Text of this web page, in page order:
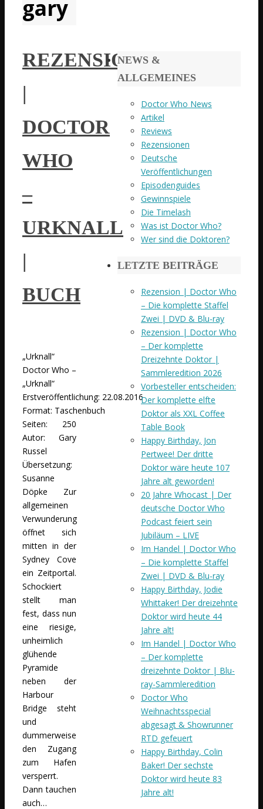
gary
REZENSION
|
DOCTOR
WHO
–
URKNALL
|
BUCH
„Urknall“
Doctor Who –
„Urknall“
Erstveröffentlichung: 22.08.2016
Format: Taschenbuch
Seiten: 250
Autor: Gary
Russel
Übersetzung:
Susanne
Döpke Zur
allgemeinen
Verwunderung
öffnet sich
mitten in der
Sydney Cove
ein Zeitportal.
Schockiert
stellt man
fest, dass nun
eine riesige,
unheimlich
glühende
Pyramide
neben der
Harbour
Bridge steht
und
dummerweise
den Zugang
zum Hafen
versperrt.
Dann tauchen
auch…
NEWS &
ALLGEMEINES
Doctor Who News
Artikel
Reviews
Rezensionen
Deutsche
Veröffentlichungen
Episodenguides
Gewinnspiele
Die Timelash
Was ist Doctor Who?
Wer sind die Doktoren?
LETZTE BEITRÄGE
Rezension | Doctor Who
– Die komplette Staffel
Zwei | DVD & Blu-ray
Rezension | Doctor Who
– Der komplette
Dreizehnte Doktor |
Sammleredition 2026
Vorbesteller entscheiden:
Der komplette elfte
Doktor als XXL Coffee
Table Book
Happy Birthday, Jon
Pertwee! Der dritte
Doktor wäre heute 107
Jahre alt geworden!
20 Jahre Whocast | Der
deutsche Doctor Who
Podcast feiert sein
Jubiläum – LIVE
Im Handel | Doctor Who
– Die komplette Staffel
Zwei | DVD & Blu-ray
Happy Birthday, Jodie
Whittaker! Der dreizehnte
Doktor wird heute 44
Jahre alt!
Im Handel | Doctor Who
– Der komplette
dreizehnte Doktor | Blu-
ray-Sammleredition
Doctor Who
Weihnachtsspecial
abgesagt & Showrunner
RTD gefeuert
Happy Birthday, Colin
Baker! Der sechste
Doktor wird heute 83
Jahre alt!